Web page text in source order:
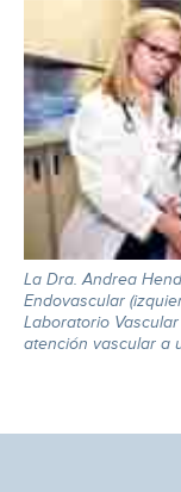
La Dra. Andrea
Endovascular
Laboratorio
atención vascular a